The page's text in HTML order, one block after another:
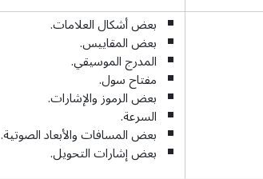
بعض أشكال العلامات.
بعض المقاييس.
المدرج الموسيقي.
مفتاح سول.
بعض الرموز والإشارات.
السرعة.
بعض المسافات والأبعاد الصوتية.
بعض إشارات التحويل.